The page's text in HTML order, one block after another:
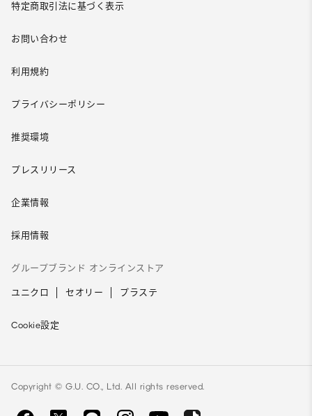
特定商取引法に基づく表示
お問い合わせ
利用規約
プライバシーポリシー
推奨環境
プレスリリース
企業情報
採用情報
グループブランド オンラインストア
ユニクロ セオリー プラステ
Cookie設定
Copyright © G.U. CO., Ltd. All rights reserved.